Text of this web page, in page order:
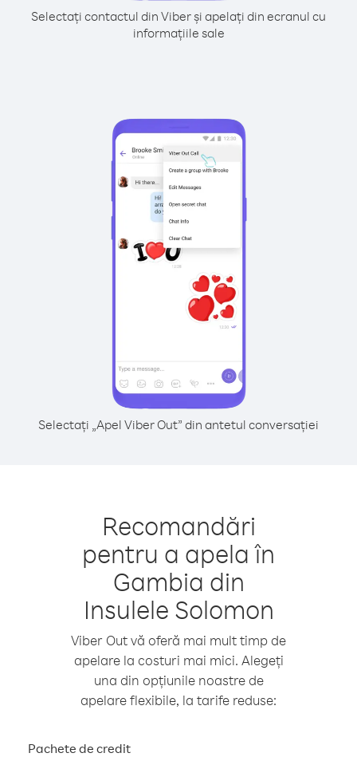
Selectați contactul din Viber și apelați din ecranul cu
informațiile sale
Selectați „Apel Viber Out” din antetul conversației
Recomandări
pentru a apela în
Gambia din
Insulele Solomon
Viber Out vă oferă mai mult timp de
apelare la costuri mai mici. Alegeți
una din opțiunile noastre de
apelare flexibile, la tarife reduse:
Pachete de credit